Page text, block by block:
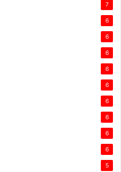
7
6
6
6
6
6
6
6
6
6
5